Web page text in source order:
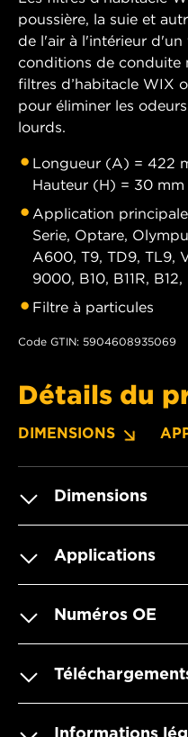
poussière, la suie et
de l'air à l'intérieur d'un
conditions de conduite
filtres d’habitacle WIX
pour éliminer les
lourds.
Longueur (A) = 422
Hauteur (H) = 30 mm
Application
Serie, Optare,
A600, T9, TD9, TL9,
9000, B10, B11R,
Filtre à particules
Code GTIN: 5904608935069
Détails du
DIMENSIONS
Dimensions
Applications
Numéros OE
Informations